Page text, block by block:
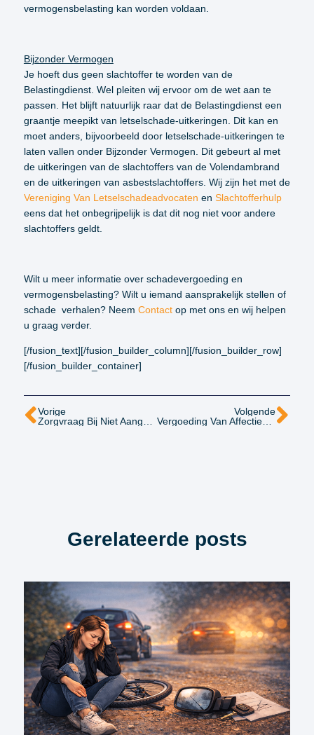
vermogensbelasting kan worden voldaan.
Bijzonder Vermogen
Je hoeft dus geen slachtoffer te worden van de
Belastingdienst. Wel pleiten wij ervoor om de wet aan te
passen. Het blijft natuurlijk raar dat de Belastingdienst een
graantje meepikt van letselschade-uitkeringen. Dit kan en
moet anders, bijvoorbeeld door letselschade-uitkeringen te
laten vallen onder Bijzonder Vermogen. Dit gebeurt al met
de uitkeringen van de slachtoffers van de Volendambrand
en de uitkeringen van asbestslachtoffers. Wij zijn het met de
Vereniging Van Letselschadeadvocaten en Slachtofferhulp
eens dat het onbegrijpelijk is dat dit nog niet voor andere
slachtoffers geldt.
Wilt u meer informatie over schadevergoeding en
vermogensbelasting? Wilt u iemand aansprakelijk stellen of
schade verhalen? Neem Contact op met ons en wij helpen
u graag verder.
[/fusion_text][/fusion_builder_column][/fusion_builder_row]
[/fusion_builder_container]
Vorige
Zorgvraag Bij Niet Aangeboren Hersenletsel
Volgende
Vergoeding Van Affectieschade, Gaat Het Er Eindelijk Komen?
Gerelateerde posts